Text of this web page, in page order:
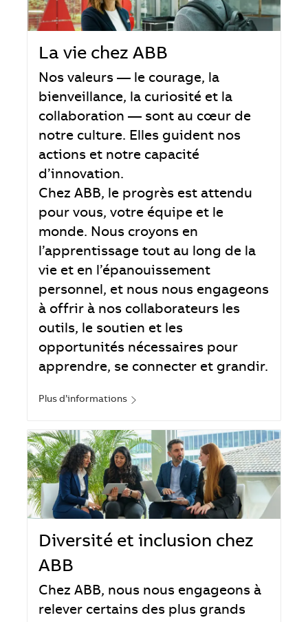
La vie chez ABB
Nos valeurs — le courage, la
bienveillance, la curiosité et la
collaboration — sont au cœur de
notre culture. Elles guident nos
actions et notre capacité
d’innovation.
Chez ABB, le progrès est attendu
pour vous, votre équipe et le
monde. Nous croyons en
l’apprentissage tout au long de la
vie et en l’épanouissement
personnel, et nous nous engageons
à offrir à nos collaborateurs les
outils, le soutien et les
opportunités nécessaires pour
apprendre, se connecter et grandir.
Plus d’informations
Diversité et inclusion chez
ABB
Chez ABB, nous nous engageons à
relever certains des plus grands